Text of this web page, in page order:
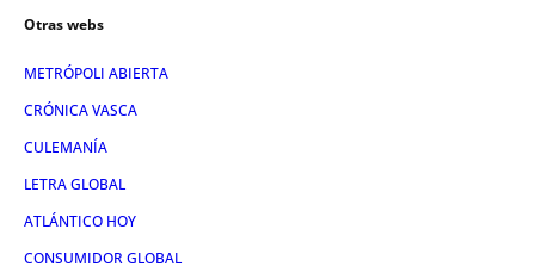
Otras webs
METRÓPOLI ABIERTA
CRÓNICA VASCA
CULEMANÍA
LETRA GLOBAL
ATLÁNTICO HOY
CONSUMIDOR GLOBAL